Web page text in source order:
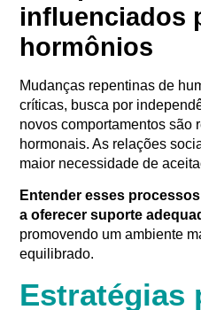
influenciados
hormônios
Mudanças repentinas de
críticas, busca por
novos comportamentos são
hormonais. As relações
maior necessidade de
Entender esses
a oferecer suporte
promovendo um ambiente
equilibrado.
Estratégias